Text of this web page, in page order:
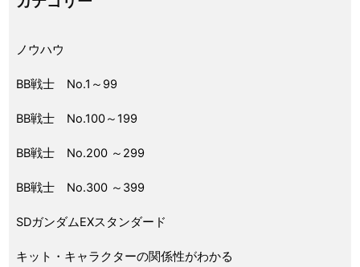
ノウハウ
BB戦士 No.1～99
BB戦士 No.100～199
BB戦士 No.200 ～299
BB戦士 No.300 ～399
SDガンダムEXスタンダード
キット・キャラクターの関係性がわかる